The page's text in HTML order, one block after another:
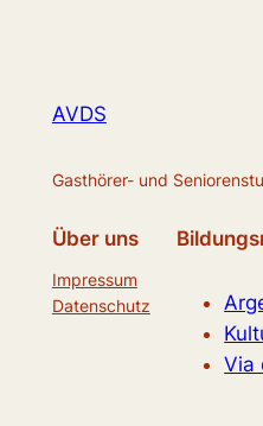
AVDS
Gasthörer- und
Über uns
Impressum
Datenschutz
Via